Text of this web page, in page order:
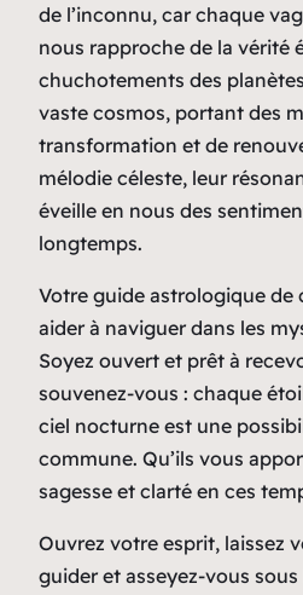
de l’inconnu, car chaque
nous rapproche de la vérité
chuchotements des
vaste cosmos, portant des
transformation et de
mélodie céleste, leur
éveille en nous des
longtemps.
Votre guide astrologique de
aider à naviguer dans les
Soyez ouvert et prêt à
souvenez-vous : chaque
ciel nocturne est une
commune. Qu’ils vous
sagesse et clarté en ces
Ouvrez votre esprit, laissez
guider et asseyez-vous